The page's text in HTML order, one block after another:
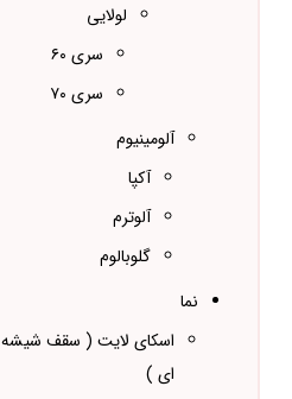
لولایی
سری ۶۰
سری ۷۰
آلومینیوم
آکپا
آلوترم
گلوبالوم
نما
اسکای لایت ( سقف شیشه
ای )